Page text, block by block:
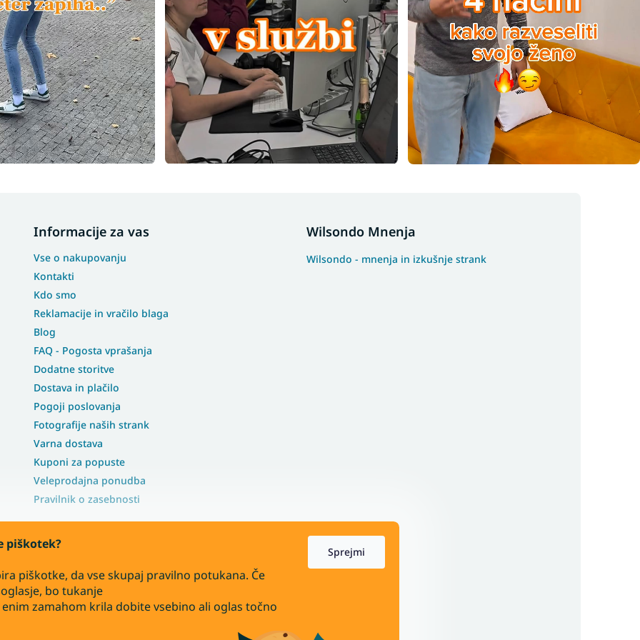
piškotek?
piškotke, da vse skupaj pravilno potukana. Če
bo tukanje
enim zamahom krila dobite vsebino ali oglas točno
Sprejmi
Informacije za vas
Vse o nakupovanju
Kontakti
Kdo smo
Reklamacije in vračilo blaga
Blog
FAQ - Pogosta vprašanja
Dodatne storitve
Dostava in plačilo
Pogoji poslovanja
Fotografije naših strank
Varna dostava
Kuponi za popuste
Veleprodajna ponudba
Pravilnik o zasebnosti
Wilsondo Mnenja
Wilsondo - mnenja in izkušnje strank